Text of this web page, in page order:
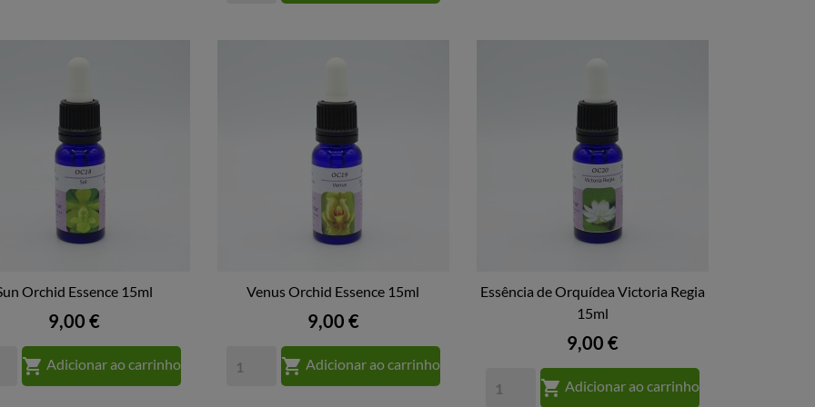
VISTA RÁPIDA
Orchid Essence 15ml
Preço
9,00 €
 Adicionar ao carrinho
VISTA RÁPIDA
Venus Orchid Essence 15ml
Preço
9,00 €
 Adicionar ao carrinho
VISTA RÁPIDA
Essência de Orquídea Victoria Regia
15ml
Preço
9,00 €
 Adicionar ao carrinho